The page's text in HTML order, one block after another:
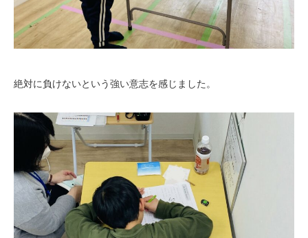
絶対に負けないという強い意志を感じました。